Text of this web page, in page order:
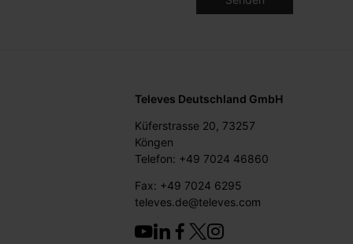
Televes Deutschland GmbH
Küferstrasse 20, 73257
Köngen
Telefon: +49 7024 46860
Fax: +49 7024 6295
televes.de@televes.com